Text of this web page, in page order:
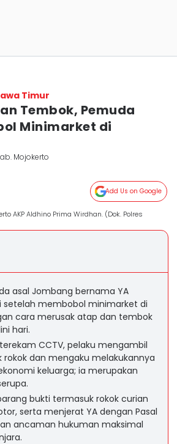
Timur
Tembok, Pemuda
Minimarket di
Mojokerto
Add Us on Google
AKP Aldhino Prima Wirdhan. (Dok. Polres
asal Jombang bernama YA
setelah membobol minimarket di
cara merusak atap dan tembok
hari.
CCTV, pelaku mengambil
rokok dan mengaku melakukannya
keluarga; ia merupakan
bukti termasuk rokok curian
serta menjerat YA dengan Pasal
ancaman hukuman maksimal